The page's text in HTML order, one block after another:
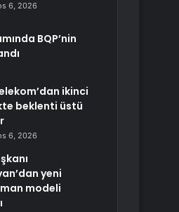
6, 2026
BQP’nin
ikinci
beklenti üstü
6, 2026
yeni
modeli